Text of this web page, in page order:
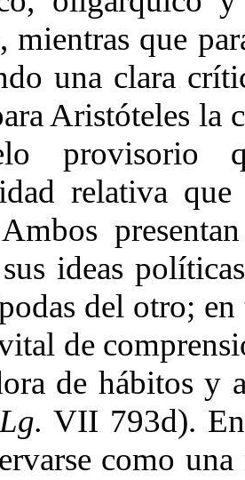
mientras que
una clara
Aristóteles la
provisorio
relativa
ideas
del otro;
de
de hábitos y
Lg. VII 793d).
como